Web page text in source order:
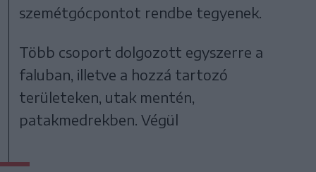
szemétgócpontot rendbe tegyenek.
Több csoport dolgozott egyszerre a
faluban, illetve a hozzá tartozó
területeken, utak mentén,
patakmedrekben. Végül